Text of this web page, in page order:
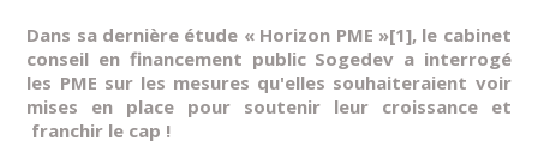
Dans sa dernière étude « Horizon PME »[1], le cabinet
conseil en financement public Sogedev a interrogé
les PME sur les mesures qu'elles souhaiteraient voir
mises en place pour soutenir leur croissance et
franchir le cap !